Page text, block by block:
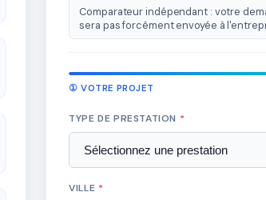
Comparateur indépendant : votre
sera pas forcément envoyée à
① VOTRE PROJET
TYPE DE PRESTATION *
VILLE *